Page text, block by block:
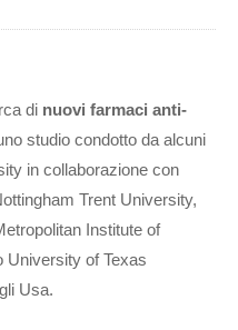
di nuovi farmaci anti-
studio condotto da alcuni
in collaborazione con
Trent University,
Institute of
University of Texas
Usa.